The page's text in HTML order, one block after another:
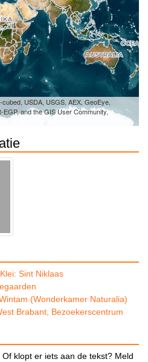
USDA, USGS, AEX, GeoEye,
and the GIS User Community,
Sint Niklaas
(Wonderkamer Naturalia)
Brabant, Bezoekerscentrum
klopt er iets aan de tekst? Meld